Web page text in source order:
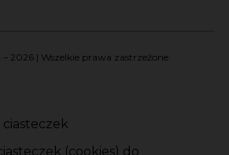
2026 | Wszelkie prawa zastrzeżone
(cookies) do